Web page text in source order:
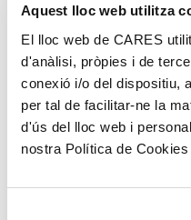
Aquest lloc web utilitza
El lloc web de CARES
d'anàlisi, pròpies i de
conexió i/o del dispositiu,
per tal de facilitar-ne la
d'ús del lloc web i
nostra Política de Cookies
culturals relacionats amb la
'La magia del
Primer premi del concurs